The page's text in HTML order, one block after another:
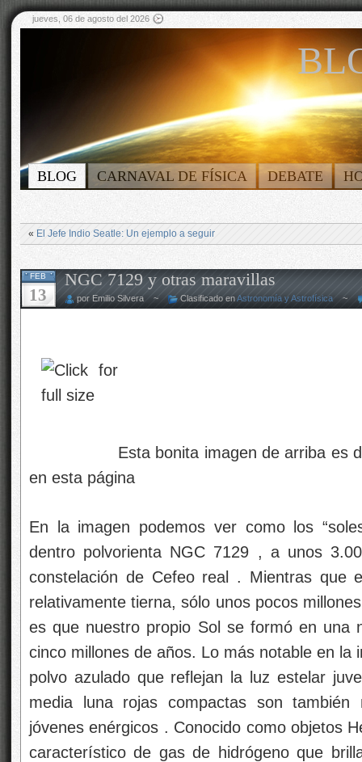
jueves, 06 de agosto del 2026
BLOG CARNAVAL DE FÍSICA DEBATE
« El Jefe Indio Seatle: Un ejemplo a seguir
FEB
13
NGC 7129 y otras maravillas
por Emilio Silvera ~ Clasificado enAstronomía y Astrofísica ~
Esta bonita imagen de arriba es de
en esta página
En la imagen podemos ver como los
dentro polvorienta NGC 7129 , a unos
constelación de Cefeo real . Mientras que
relativamente tierna, sólo unos pocos
es que nuestro propio Sol se formó en una
cinco millones de años. Lo más notable en la
polvo azulado que reflejan la luz estelar
media luna rojas compactas son también
jóvenes enérgicos . Conocido como objetos
característico de gas de hidrógeno que